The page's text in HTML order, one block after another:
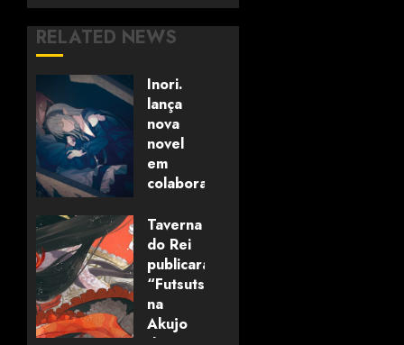
RELATED NEWS
Inori.
lança
nova
novel
em
colaboração
editora
alemã
06/08/2026
0
Taverna
do Rei
publicará
“Futsutsuka
na
Akujo